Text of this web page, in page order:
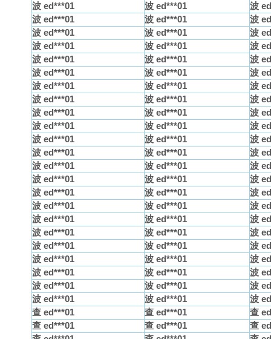
波 ed***01
波 ed***01
波
波 ed***01
波 ed***01
波
波 ed***01
波 ed***01
波
波 ed***01
波 ed***01
波
波 ed***01
波 ed***01
波
波 ed***01
波 ed***01
波
波 ed***01
波 ed***01
波
波 ed***01
波 ed***01
波
波 ed***01
波 ed***01
波
波 ed***01
波 ed***01
波
波 ed***01
波 ed***01
波
波 ed***01
波 ed***01
波
波 ed***01
波 ed***01
波
波 ed***01
波 ed***01
波
波 ed***01
波 ed***01
波
波 ed***01
波 ed***01
波
波 ed***01
波 ed***01
波
波 ed***01
波 ed***01
波
波 ed***01
波 ed***01
波
波 ed***01
波 ed***01
波
波 ed***01
波 ed***01
波
波 ed***01
波 ed***01
波
波 ed***01
波 ed***01
波
查 ed***01
查 ed***01
查
查 ed***01
查 ed***01
查